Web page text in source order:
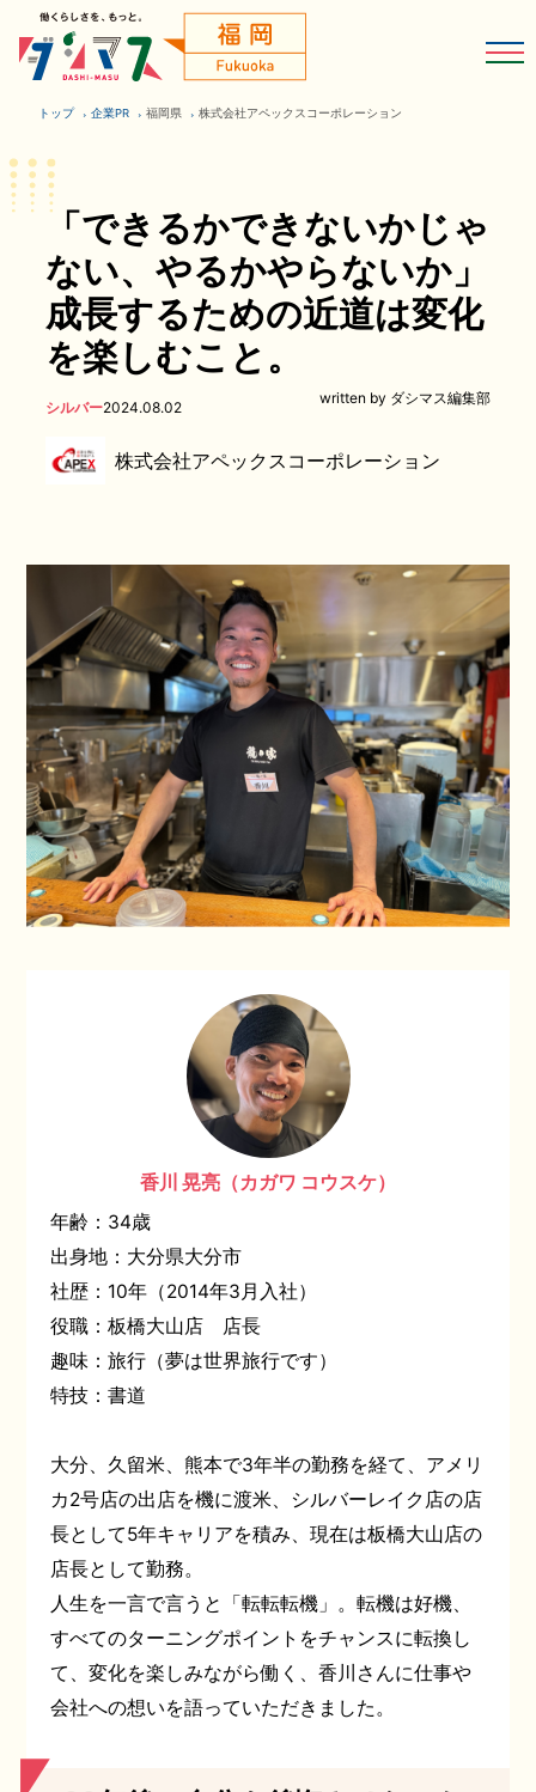
トップ 企業PR 福岡県 株式会社アペックスコーポレーション
「できるかできないかじゃ
ない、やるかやらないか」
成長するための近道は変化
を楽しむこと。
シルバー2024.08.02
written by ダシマス編集部
株式会社アペックスコーポレーション
香川 晃亮（カガワ コウスケ）
年齢：34歳
出身地：大分県大分市
社歴：10年（2014年3月入社）
役職：板橋大山店 店長
趣味：旅行（夢は世界旅行です）
特技：書道
大分、久留米、熊本で3年半の勤務を経て、アメリ
カ2号店の出店を機に渡米、シルバーレイク店の店
長として5年キャリアを積み、現在は板橋大山店の
店長として勤務。
人生を一言で言うと「転転転機」。転機は好機、
すべてのターニングポイントをチャンスに転換し
て、変化を楽しみながら働く、香川さんに仕事や
会社への想いを語っていただきました。